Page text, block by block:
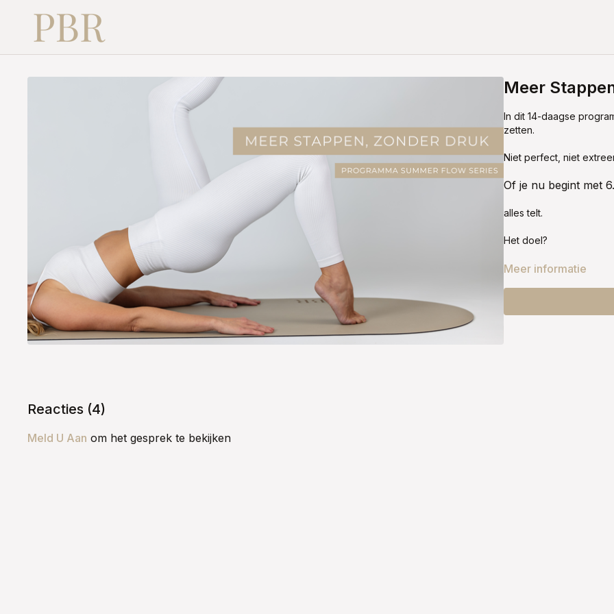
Meer
In dit 14-daagse
zetten.
Niet perfect, niet
Of je nu begint met
alles telt.
Het doel?
Meer energie, meer
Elke dag een beetje
Meer informatie
Reacties (4)
Meld U Aan om het gesprek te bekijken